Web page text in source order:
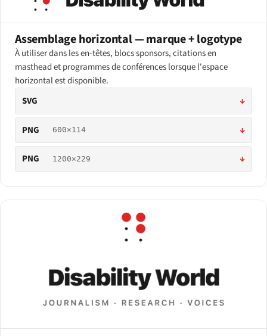
Assemblage horizontal — marque + logotype
À utiliser dans les en-têtes, blocs sponsors, citations en
masthead et programmes de conférences lorsque l'espace
horizontal est disponible.
SVG
↓
PNG 600×114 ↓
PNG 1200×229 ↓